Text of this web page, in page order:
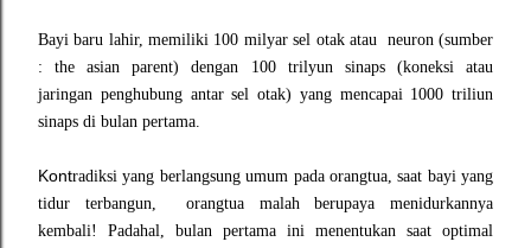
Bayi baru lahir,memiliki 100 milyar sel otak atau neuron(sumber
: the asian parent) dengan 100 trilyun sinaps (koneksi atau
jaringan penghubungantar sel otak) yang mencapai 1000 triliun
sinaps di bulan pertama.
Kontradiksi yang berlangsung umum pada orangtua, saat bayi yang
tidur terbangun, orangtua malah berupaya menidurkannya
kembali! Padahal, bulan pertama ini menentukan saat optimal